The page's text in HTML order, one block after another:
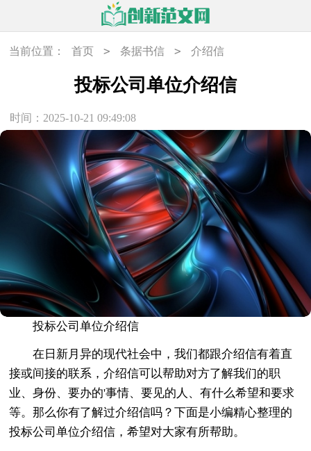
当前位置： 首页 > 条据书信 > 介绍信
投标公司单位介绍信
时间：2025-10-21 09:49:08
投标公司单位介绍信
在日新月异的现代社会中，我们都跟介绍信有着直
接或间接的联系，介绍信可以帮助对方了解我们的职
业、身份、要办的'事情、要见的人、有什么希望和要求
等。那么你有了解过介绍信吗？下面是小编精心整理的
投标公司单位介绍信，希望对大家有所帮助。